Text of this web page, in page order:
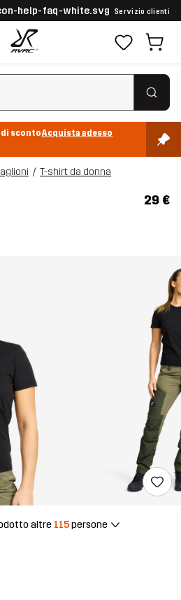
Servizio clienti
di scontoAcquista adesso
T-shirt da donna
29 €
altre 115persone